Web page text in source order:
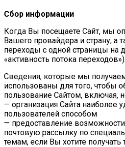
Сбор информации
Когда Вы посещаете Сайт, мы
Вашего провайдера и страну, а
переходы с одной страницы на
«активность потока переходов»).
Сведения, которые мы
использованы для того, чтобы
пользование Сайтом, включая,
— организация Сайта наиболее
пользователей способом
— предоставление возможности
почтовую рассылку по
темам, если Вы хотите